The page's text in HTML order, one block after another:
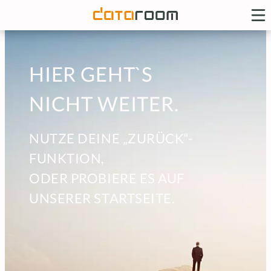
HIER GEHT`S
NICHT WEITER.
NUTZE DEINE „ZURÜCK“-
FUNKTION,
ODER PROBIERE ES AUF
UNSERER STARTSEITE.